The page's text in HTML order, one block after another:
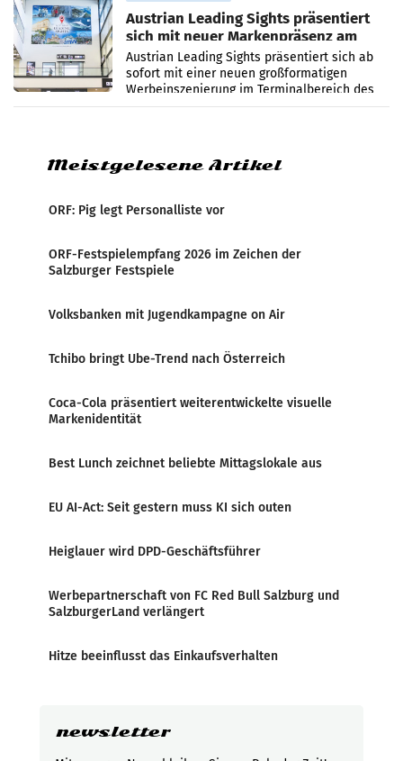
Austrian Leading Sights präsentiert
sich mit neuer Markenpräsenz am
Flughafen Wien
Austrian Leading Sights präsentiert sich ab
sofort mit einer neuen großformatigen
Werbeinszenierung im Terminalbereich des
Flughafen Wien. Die Präsenz befindet sich im
Meistgelesene Artikel
ORF: Pig legt Personalliste vor
ORF-Festspielempfang 2026 im Zeichen der
Salzburger Festspiele
Volksbanken mit Jugendkampagne on Air
Tchibo bringt Ube-Trend nach Österreich
Coca-Cola präsentiert weiterentwickelte visuelle
Markenidentität
Best Lunch zeichnet beliebte Mittagslokale aus
EU AI-Act: Seit gestern muss KI sich outen
Heiglauer wird DPD-Geschäftsführer
Werbepartnerschaft von FC Red Bull Salzburg und
SalzburgerLand verlängert
Hitze beeinflusst das Einkaufsverhalten
newsletter